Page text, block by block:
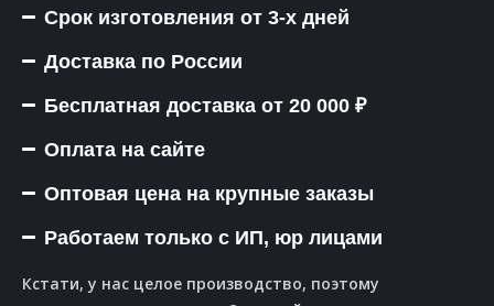
Срок изготовления от 3-х дней
Доставка по России
Бесплатная доставка от 20 000 ₽
Оплата на сайте
Оптовая цена на крупные заказы
Работаем только с ИП, юр лицами
Кстати, у нас целое производство, поэтому